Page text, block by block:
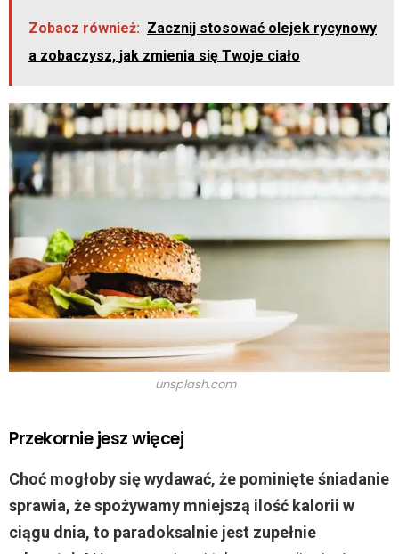
Zobacz również: Zacznij stosować olejek rycynowy
a zobaczysz, jak zmienia się Twoje ciało
unsplash.com
Przekornie jesz więcej
Choć mogłoby się wydawać, że pominięte śniadanie
sprawia, że spożywamy mniejszą ilość kalorii w
ciągu dnia, to paradoksalnie jest zupełnie